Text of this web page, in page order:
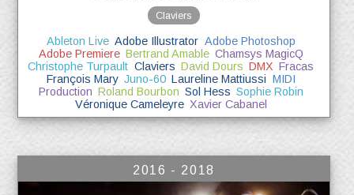
Claviers
Ableton Live Adobe Illustrator Adobe Photoshop
Adobe Premiere Bertrand Amable Chamsys MagicQ
Christophe Turpault Claviers David Dours DMX Fracas
François Mary Juno-60 Laureline Mattiussi MIDI
Production Roland Bourbon Sol Hess Sophie Robin
Véronique Cameleyre Xavier Cabanel
2016 - 2018